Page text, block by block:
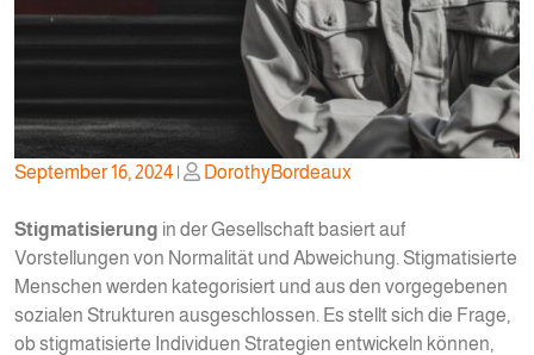
Posted
September 16, 2024| Posted
DorothyBordeaux
Stigmatisierung in der Gesellschaft basiert auf
Vorstellungen von Normalität und Abweichung. Stigmatisierte
Menschen werden kategorisiert und aus den vorgegebenen
sozialen Strukturen ausgeschlossen. Es stellt sich die Frage,
ob stigmatisierte Individuen Strategien entwickeln können,